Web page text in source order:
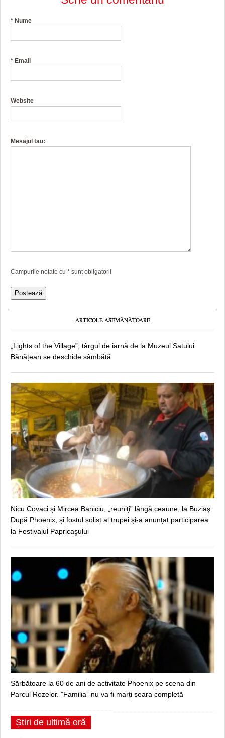
* Nume
* Email
Website
Mesajul tau:
Campurile notate cu * sunt obligatorii
ARTICOLE ASEMĂNĂTOARE
„Lights of the Village”, târgul de iarnă de la Muzeul Satului
Bănățean se deschide sâmbătă
Nicu Covaci şi Mircea Baniciu, „reuniţi” lângă ceaune, la Buziaş.
După Phoenix, şi fostul solist al trupei şi-a anunţat participarea
la Festivalul Papricaşului
Sărbătoare la 60 de ani de activitate Phoenix pe scena din
Parcul Rozelor. ”Familia” nu va fi marți seara completă
Știri de ultimă oră